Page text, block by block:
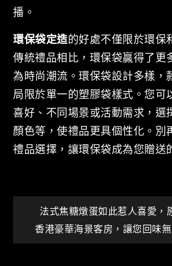
播。
環保袋定造的好處不僅限於環保
傳統禮品相比，環保袋贏得了更
為時尚潮流。環保袋設計多樣，
局限於單一的塑膠袋樣式。您可
喜好、不同場景或活動需求，選
顏色等，使禮品更具個性化。別
禮品選擇，讓環保袋成為您贈送
文
章
法式焦糖燉蛋如此惹人喜愛，
香港豪華海景客房，讓您回味